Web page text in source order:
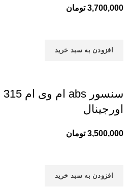
3,700,000 تومان
افزودن به سبد خرید
اورجینال
3,500,000 تومان
افزودن به سبد خرید